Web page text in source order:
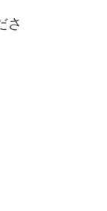
さ